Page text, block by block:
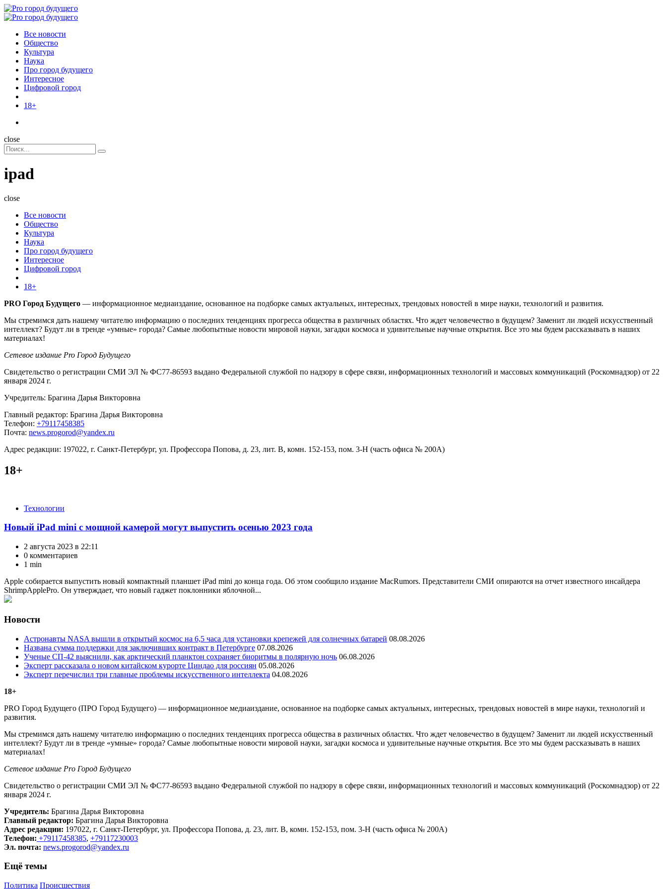
Menu
Поиск
Menu
Pro
Все новости
Общество
Культура
Наука
Про город будущего
Интересное
Цифровой город
18+
Поиск
close
Search
for:
Поиск
ipad
close
Все новости
Общество
Культура
Наука
Про город будущего
Интересное
Цифровой город
18+
PRO Город Будущего — информационное медиаиздание, основанное на подборке самых актуальных, интересных, трендовых новостей в мире науки, технологий и развития.
Мы стремимся дать нашему читателю информацию о последних тенденциях прогресса общества в различных областях. Что ждет человечество в будущем? Заменит ли людей искусственный
интеллект? Будут ли в тренде «умные» города? Самые любопытные новости мировой науки, загадки космоса и удивительные научные открытия. Все это мы будем рассказывать в наших
материалах!
Сетевое издание Pro Город Будущего
Свидетельство о регистрации СМИ ЭЛ № ФС77-86593 выдано Федеральной службой по надзору в сфере связи, информационных технологий и массовых коммуникаций (Роскомнадзор) от 22
января 2024 г.
Учредитель: Брагина Дарья Викторовна
Главный редактор: Брагина Дарья Викторовна
Телефон: +79117458385
Почта: news.progorod@yandex.ru
Адрес редакции: 197022, г. Санкт-Петербург, ул. Профессора Попова, д. 23, лит. В, комн. 152-153, пом. 3-Н (часть офиса № 200А)
18+
КатегорииТехнологии
Новый iPad mini с мощной камерой могут выпустить осенью 2023 года
2 августа 2023 в 22:11
0 комментариев
1 min
Apple собирается выпустить новый компактный планшет iPad mini до конца года. Об этом сообщило издание MacRumors. Представители СМИ опираются на отчет известного инсайдера
ShrimpApplePro. Он утверждает, что новый гаджет поклонники яблочной...
Новости
Астронавты NASA вышли в открытый космос на 6,5 часа для установки крепежей для солнечных батарей 08.08.2026
Названа сумма поддержки для заключивших контракт в Петербурге 07.08.2026
Ученые СП-42 выяснили, как арктический планктон сохраняет биоритмы в полярную ночь 06.08.2026
Эксперт рассказала о новом китайском курорте Циндао для россиян 05.08.2026
Эксперт перечислил три главные проблемы искусственного интеллекта 04.08.2026
18+
PRO Город Будущего (ПРО Город Будущего) — информационное медиаиздание, основанное на подборке самых актуальных, интересных, трендовых новостей в мире науки, технологий и
развития.
Мы стремимся дать нашему читателю информацию о последних тенденциях прогресса общества в различных областях. Что ждет человечество в будущем? Заменит ли людей искусственный
интеллект? Будут ли в тренде «умные» города? Самые любопытные новости мировой науки, загадки космоса и удивительные научные открытия. Все это мы будем рассказывать в наших
материалах!
Сетевое издание Рrо Город Будущего
Свидетельство о регистрации СМИ ЭЛ № ФС77-86593 выдано Федеральной службой по надзору в сфере связи, информационных технологий и массовых коммуникаций (Роскомнадзор) от 22
января 2024 г.
Учредитель: Брагина Дарья Викторовна
Главный редактор: Брагина Дарья Викторовна
Адрес редакции: 197022, г. Санкт-Петербург, ул. Профессора Попова, д. 23, лит. В, комн. 152-153, пом. 3-Н (часть офиса № 200А)
Телефон: +79117458385, +79117230003
Эл. почта: news.progorod@yandex.ru
Ещё темы
Политика Происшествия